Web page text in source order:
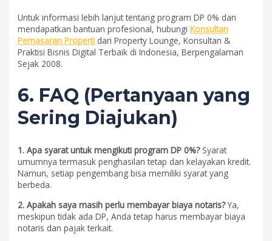
Untuk informasi lebih lanjut tentang program DP 0% dan
mendapatkan bantuan profesional, hubungiKonsultan
Pemasaran Properti dari Property Lounge, Konsultan &
Praktisi Bisnis Digital Terbaik di Indonesia, Berpengalaman
Sejak 2008.
6. FAQ (Pertanyaan yang
Sering Diajukan)
1. Apa syarat untuk mengikuti program DP 0%?Syarat
umumnya termasuk penghasilan tetap dan kelayakan kredit.
Namun, setiap pengembang bisa memiliki syarat yang
berbeda.
2. Apakah saya masih perlu membayar biaya notaris?Ya,
meskipun tidak ada DP, Anda tetap harus membayar biaya
notaris dan pajak terkait.